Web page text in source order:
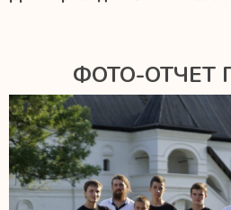
ФОТО-ОТЧЕТ